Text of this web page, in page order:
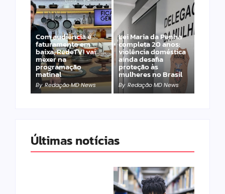
Com audiência e
faturamento em
baixa, RedeTV! vai
mexer na
programação
matinal
By Redação MD News
Lei Maria da Penha
completa 20 anos:
violência doméstica
ainda desafia
proteção às
mulheres no Brasil
By Redação MD News
Últimas notícias